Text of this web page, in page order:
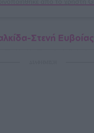
Στενή Ευβοίας